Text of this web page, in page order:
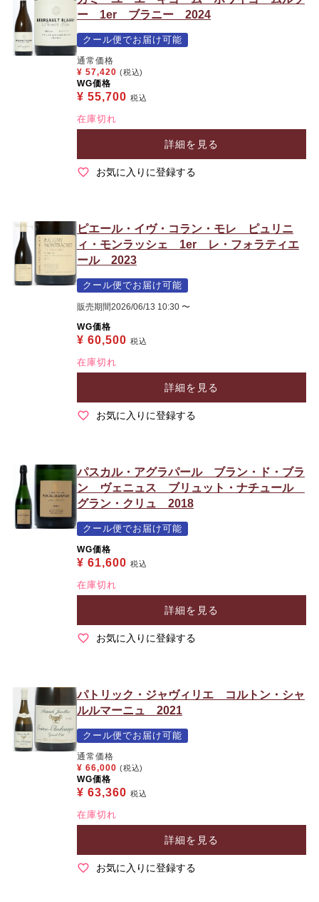
ー 1er ブラニー 2024
クール便でお届け可能
通常価格
¥ 57,420 (税込)
WG価格
¥ 55,700 税込
在庫切れ
詳細を見る
お気に入りに登録する
ピエール・イヴ・コラン・モレ ピュリニ
ィ・モンラッシェ 1er レ・フォラティエ
ール 2023
クール便でお届け可能
販売期間2026/06/13 10:30 〜
WG価格
¥ 60,500 税込
在庫切れ
詳細を見る
お気に入りに登録する
パスカル・アグラパール ブラン・ド・ブラ
ン ヴェニュス ブリュット・ナチュール
グラン・クリュ 2018
クール便でお届け可能
WG価格
¥ 61,600 税込
在庫切れ
詳細を見る
お気に入りに登録する
パトリック・ジャヴィリエ コルトン・シャ
ルルマーニュ 2021
クール便でお届け可能
通常価格
¥ 66,000 (税込)
WG価格
¥ 63,360 税込
在庫切れ
詳細を見る
お気に入りに登録する